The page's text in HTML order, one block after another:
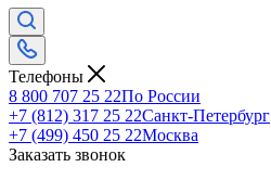
Телефоны
8 800 707 25 22По России
+7 (812) 317 25 22Санкт-Петербург
+7 (499) 450 25 22Москва
Заказать звонок